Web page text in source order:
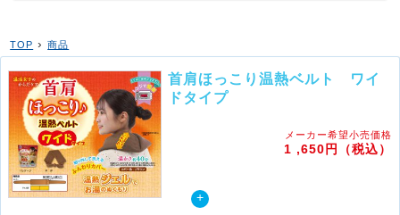
TOP ›商品
首肩ほっこり温熱ベルト ワイ
ドタイプ
メーカー希望小売価格
1 ,650円（税込）